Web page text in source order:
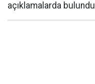
açıklamalarda bulundu